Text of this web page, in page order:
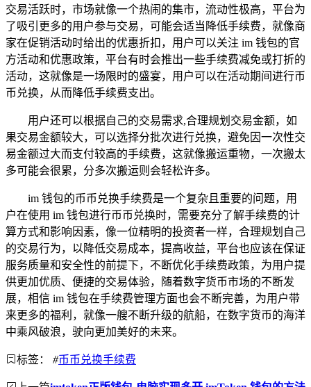
交易活跃时，市场就像一个热闹的集市，流动性极高，平台为
了吸引更多的用户参与交易，可能会适当降低手续费，就像商
家在促销活动时给出的优惠折扣，用户可以关注 im 钱包的官
方活动和优惠政策，平台有时会推出一些手续费减免或打折的
活动，这就像是一场限时的盛宴，用户可以在活动期间进行币
币兑换，从而降低手续费支出。
用户还可以根据自己的交易需求,合理规划交易金额，如
果交易金额较大，可以选择分批次进行兑换，避免因一次性交
易金额过大而支付较高的手续费，这就像搬运重物，一次搬太
多可能会很累，分多次搬运则会轻松许多。
im 钱包的币币兑换手续费是一个复杂且重要的问题，用
户在使用 im 钱包进行币币兑换时，需要充分了解手续费的计
算方式和影响因素，像一位精明的投资者一样，合理规划自己
的交易行为，以降低交易成本，提高收益，平台也应该在保证
服务质量和安全性的前提下，不断优化手续费政策，为用户提
供更加优质、便捷的交易体验，随着数字货币市场的不断发
展，相信 im 钱包在手续费管理方面也会不断完善，为用户带
来更多的福利，就像一艘不断升级的航船，在数字货币的海洋
中乘风破浪，驶向更加美好的未来。
标签： #币币兑换手续费